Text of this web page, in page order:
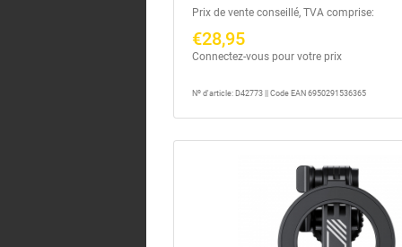
Prix de vente conseillé, TVA comprise:
€28,95
Connectez-vous pour votre prix
Nº d'article: D42773 || Code EAN 6950291536365